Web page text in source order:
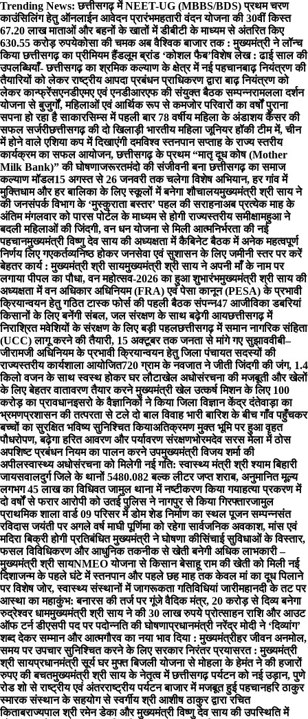
Skip
to
content
Trending News: छत्तीसगढ़ में NEET-UG (MBBS/BDS) प्रथम चरण
काउंसिलिंग हेतु ऑनलाईन आवेदन प्रारंभमहतारी वंदन योजना की 30वीं किस्त
67.20 लाख माताओं और बहनों के खातों में डीबीटी के माध्यम से अंतरित किए
630.55 करोड़ रुपयेकोसा की चमक अब वैश्विक बाजार तक : मुख्यमंत्री ने लॉन्च
किया छत्तीसगढ़ का प्रीमियम हैंडलूम ब्रांड ‘कोशल फैब’विशेष लेख : ढाई साल की
उपलब्धियाँ- छत्तीसगढ़ का श्रमिक कल्याण के क्षेत्र में नई पहचानबाढ़ नियंत्रण की
तैयारियों को लेकर राष्ट्रीय आपदा प्रबंधन प्राधिकरण द्वारा बाढ़ नियंत्रण को
लेकर कान्फ्रेंसएनडीएमए एवं एनडीआरएफ की संयुक्त बैठक सम्पन्नरामलला दर्शन
योजना से बुजुर्गों, महिलाओं एवं आर्थिक रूप से कमजोर परिवारों का वर्षों पुराना
सपना हो रहा है साकारसिम्स में पहली बार 78 वर्षीय महिला के अंडाशय कैंसर की
सफल सर्जरीछत्तीसगढ़ की दो खिलाड़ी भारतीय महिला जूनियर हॉकी टीम में, चीन
में होने वाले एशिया कप में दिखाएंगी दमविश्व स्तनपान सप्ताह के राज्य स्तरीय
कार्यक्रम का सफल आयोजन, छत्तीसगढ़ के प्रथम “मातृ दूध कोष (Mother
Milk Bank)” की घोषणाजरूरतमंदो की संजीवनी बना छत्तीसगढ़ का समाज
कल्याण मॉडल15 अगस्त से 26 जनवरी तक चलेगा विशेष अभियान, हर गांव में
मुक्तिधाम और हर बालिका के लिए स्कूलों में बनेगा शौचालयमुख्यमंत्री श्री साय ने
की जनसंपर्क विभाग के ‘मुस्कुराता बस्तर’ पहल की सराहनाअब प्रत्येक माह के
अंतिम मंगलवार को पारस पोर्टल के माध्यम से होगी राज्यस्तरीय समीक्षामहुआ ने
बदली महिलाओं की जिंदगी, वन धन योजना से मिली आत्मनिर्भरता की नई
पहचानमुख्यमंत्री विष्णु देव साय की अध्यक्षता में कैबिनेट बैठक में अनेक महत्वपूर्ण
निर्णय लिए गएकर्तव्यनिष्ठ होकर जनसेवा एवं सुशासन के लिए जमीनी स्तर पर करें
बेहतर कार्य : मुख्यमंत्री श्री सायमुख्यमंत्री श्री साय ने अपनी माँ के नाम पर
लगाया पीपल का पौधा, वन महोत्सव-2026 का हुआ शुभारंभमुख्यमंत्री श्री साय की
अध्यक्षता में वन अधिकार अधिनियम (FRA) एवं पेसा कानून (PESA) के प्रभावी
क्रियान्वयन हेतु गठित टास्क फोर्स की पहली बैठक संपन्न47 आजीविका डबरियां
किसानों के लिए बनेंगी संबल, जल संरक्षण के साथ बढ़ेगी आयछत्तीसगढ़ में
निराश्रित मवेशियों के संरक्षण के लिए बड़ी पहलछत्तीसगढ़ में समान नागरिक संहिता
(UCC) लागू करने की तैयारी, 15 अक्टूबर तक जनता से मांगे गए सुझाववीबी–
जीरामजी अधिनियम के प्रभावी क्रियान्वयन हेतु जिला पंचायत सदस्यों की
राज्यस्तरीय कार्यशाला आयोजित720 ग्राम के नवजात ने जीती जिंदगी की जंग, 1.4
किलो वजन के साथ स्वस्थ होकर घर लौटाखेल अधोसंरचना की मजबूती और खेलों
के लिए बेहतर वातावरण तैयार करने मुख्यमंत्री खेल उत्कर्ष मिशन के लिए 100
करोड़ का प्रावधानइसरो के वैज्ञानिकों ने किया जिला विज्ञान केंद्र दंतेवाड़ा का
भ्रमणप्रशासन की तत्परता से टले दो बाल विवाह भारी बारिश के बीच गाँव पहुँचकर
बच्चों का सुरक्षित भविष्य सुनिश्चित कियाअतिक्रमण मुक्त भूमि पर हुआ वृहत
पौधरोपण, बढ़ेगा हरित आवरण और पर्यावरण संरक्षणभोरमदेव सरस मेला में ठोस
अपशिष्ट प्रबंधन नियम का पालन करने उपमुख्यमंत्री विजय शर्मा की
अपीलस्वास्थ्य अधोसंरचना को मिलेगी नई गति: स्वास्थ्य मंत्री श्री श्याम बिहारी
जायसवालदुर्ग जिले के थानों 5480.082 बल्क लीटर जप्त शराब, अनुमानित मूल्य
लगभग 45 लाख का विधिवत जामुल थाना में नष्टीकरण किया गयाहत्या प्रकरण में
दो वर्षों से फरार आरोपी को उतई पुलिस ने नागपुर से किया गिरफ्तारजामुल
प्राथमिक शाला वार्ड 09 परिसर में डोम शेड निर्माण का स्थल पूजन सम्पन्नसंत
रविदास जयंती पर अगले वर्ष माघी पूर्णिमा को रहेगा सार्वजनिक अवकाश, मांस एवं
मदिरा बिक्री होगी प्रतिबंधित मुख्यमंत्री ने घोषणा कीसिंचाई सुविधाओं के विस्तार,
फसल विविधिकरण और आधुनिक तकनीक से खेती बनेगी अधिक लाभकारी –
मुख्यमंत्री श्री सायNMEO योजना से किसान बेसाहू राम की खेती को मिली नई
दिशाजन्म के पहले घंटे में स्तनपान और पहले छह माह तक केवल मां का दूध पिलाने
पर विशेष जोर, स्वास्थ्य संस्थानों में जागरूकता गतिविधियां जारीमहानदी के तट पर
आस्था का महाकुंभ: बनारस की तर्ज पर गूंजे वैदिक मंत्र, 20 करोड़ से दिव्य बनेगा
रुद्रेश्वर धाममुख्यमंत्री श्री साय ने की 30 लाख रुपये प्रोत्साहन राशि और आउट
ऑफ टर्न डीएसपी पद पर पदोन्नति की घोषणाप्रधानमंत्री नरेंद्र मोदी ने ‘दिव्यांग’
शब्द देकर सम्मान और आत्मगौरव का नया भाव दिया : मुख्यमंत्रीहर जीवन अनमोल,
समय पर उपचार सुनिश्चित करने के लिए सरकार निरंतर प्रयासरत : मुख्यमंत्री
श्री सायप्रधानमंत्री सूर्य घर मुफ्त बिजली योजना से मोहला के हेमंत ने की हजारों
रुपए की बचतमुख्यमंत्री श्री साय के नेतृत्व में छत्तीसगढ़ पर्यटन को नई उड़ान, पुणे
रोड शो से राष्ट्रीय एवं अंतरराष्ट्रीय पर्यटन बाजार में मजबूत हुई पहचानहरि ठाकुर
स्मारक संस्थान के सहयोग से स्वर्गीय श्री आशीष ठाकुर द्वारा रचित
किताबराज्यपाल श्री रमेन डेका और मुख्यमंत्री विष्णु देव साय की उपस्थिति में